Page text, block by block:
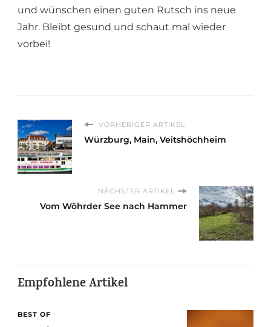
und wünschen einen guten Rutsch ins neue
Jahr. Bleibt gesund und schaut mal wieder
vorbei!
VORHERIGER ARTIKEL
Würzburg, Main, Veitshöchheim
NÄCHSTER ARTIKEL
Vom Wöhrder See nach Hammer
Empfohlene Artikel
BEST OF